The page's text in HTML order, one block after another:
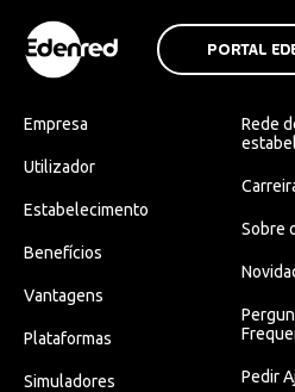
PORTAL
Empresa
Utilizador
Estabelecimento
Benefícios
Vantagens
Plataformas
Simuladores
Rede
Sobre
Pedir